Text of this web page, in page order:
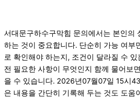
서대문구하수구막힘 문의에서는 본인의
하는 것이 중요합니다. 단순히 가능 여부
로 확인해야 하는지, 조건이 달라질 수
전 필요한 사항이 무엇인지 함께 물어보
을 수 있습니다. 2026년07월07일 15시
은 내용을 간단히 기록해 두는 것도 도움